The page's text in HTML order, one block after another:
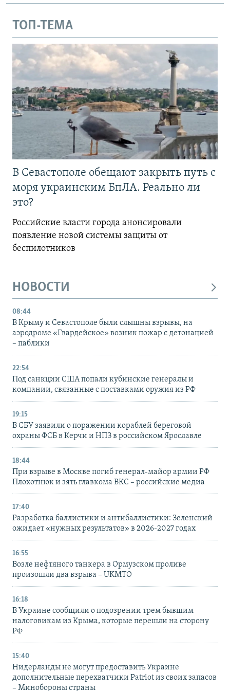
ТОП-ТЕМА
В Севастополе обещают закрыть путь с
моря украинским БпЛА. Реально ли
это?
Российские власти города анонсировали
появление новой системы защиты от
беспилотников
НОВОСТИ
08:44
В Крыму и Севастополе были слышны взрывы, на
аэродроме «Гвардейское» возник пожар с детонацией
– паблики
22:54
Под санкции США попали кубинские генералы и
компании, связанные с поставками оружия из РФ
19:15
В СБУ заявили о поражении кораблей береговой
охраны ФСБ в Керчи и НПЗ в российском Ярославле
18:44
При взрыве в Москве погиб генерал-майор армии РФ
Плохотнюк и зять главкома ВКС – российские медиа
17:40
Разработка баллистики и антибаллистики: Зеленский
ожидает «нужных результатов» в 2026-2027 годах
16:55
Возле нефтяного танкера в Ормузском проливе
произошли два взрыва – UKMTO
16:18
В Украине сообщили о подозрении трем бывшим
налоговикам из Крыма, которые перешли на сторону
РФ
15:40
Нидерланды не могут предоставить Украине
дополнительные перехватчики Patriot из своих запасов
– Минобороны страны